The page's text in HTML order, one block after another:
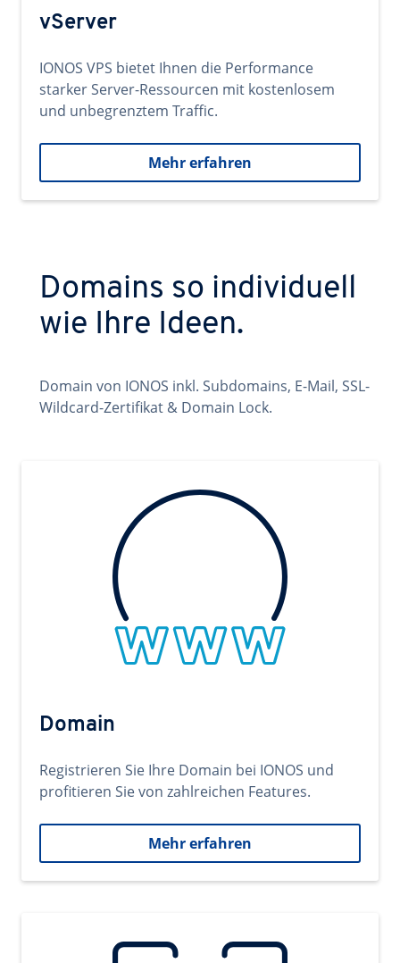
vServer
IONOS VPS bietet Ihnen die Performance
starker Server-Ressourcen mit kostenlosem
und unbegrenztem Traffic.
Mehr erfahren
Domains so individuell
wie Ihre Ideen.
Domain von IONOS inkl. Subdomains, E-Mail, SSL-
Wildcard-Zertifikat & Domain Lock.
Domain
Registrieren Sie Ihre Domain bei IONOS und
profitieren Sie von zahlreichen Features.
Mehr erfahren